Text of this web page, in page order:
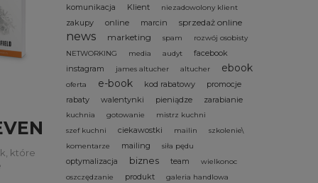
które
komunikacja
Klient niezadowolony klient
zakupy online marcin sprzedaż online
news marketing spam
rozwój osobisty
NETWORKING
media audyt
facebook
instagram
james altucher altucher ebook
oferta e-book kod rabatowy
promocje
rabaty
walentynki pieniądze zarabianie
kuchnia gotowanie
mistrz kuchni
szef kuchni
ciekawostki mailin
szkolenie\
komentarze
mailing siła pędu
optymalizacja biznes team
wielkonoc
oszczędzanie
produkt galeria handlowa